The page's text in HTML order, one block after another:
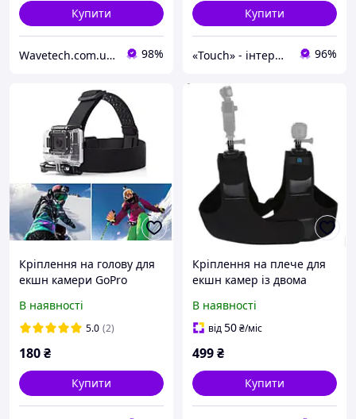
Купити
Wavetech.com.ua - Інтернет магазин корисних покупок 98%
Купити
«Touch» - інтернет-магазин електроніки та гаджетів 96%
Кріплення на голову для
екшн камери GoPro
камер Sony Head Strap
В наявності
5.0 (2)
180₴
Купити
Кріплення на плече для
екшн камер із двома
градусів (PULUZ) PU453
В наявності
від50₴/міс
499₴
Купити